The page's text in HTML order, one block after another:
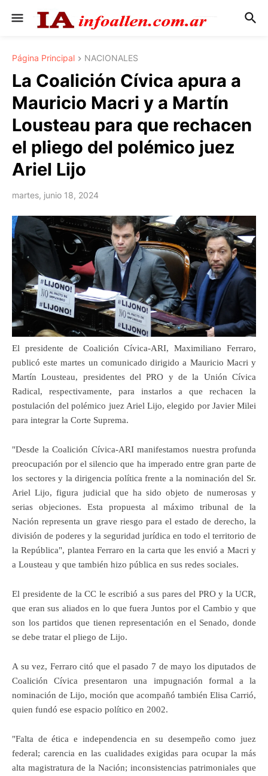
Página Principal NACIONALES
La Coalición Cívica apura a
Mauricio Macri y a Martín
Lousteau para que rechacen
el pliego del polémico juez
Ariel Lijo
martes, junio 18, 2024
El presidente de Coalición Cívica-ARI, Maximiliano Ferraro,
publicó este martes un comunicado dirigido a Mauricio Macri y
Martín Lousteau, presidentes del PRO y de la Unión Cívica
Radical, respectivamente, para instarlos a que rechacen la
postulación del polémico juez Ariel Lijo, elegido por Javier Milei
para integrar la Corte Suprema.
"Desde la Coalición Cívica-ARI manifestamos nuestra profunda
preocupación por el silencio que ha imperado entre gran parte de
los sectores y la dirigencia política frente a la nominación del Sr.
Ariel Lijo, figura judicial que ha sido objeto de numerosas y
serias objeciones. Esta propuesta al máximo tribunal de la
Nación representa un grave riesgo para el estado de derecho, la
división de poderes y la seguridad jurídica en todo el territorio de
la República", plantea Ferraro en la carta que les envió a Macri y
a Lousteau y que también hizo pública en sus redes sociales.
El presidente de la CC le escribió a sus pares del PRO y la UCR,
que eran sus aliados en lo que fuera Juntos por el Cambio y que
son los partidos que tienen representación en el Senado, donde
se debe tratar el pliego de Lijo.
A su vez, Ferraro citó que el pasado 7 de mayo los diputados de
Coalición Cívica presentaron una impugnación formal a la
nominación de Lijo, moción que acompañó también Elisa Carrió,
quien fundó ese espacio político en 2002.
"Falta de ética e independencia en su desempeño como juez
federal; carencia en las cualidades exigidas para ocupar la más
alta magistratura de la Nación; inconsistencias patrimoniales que